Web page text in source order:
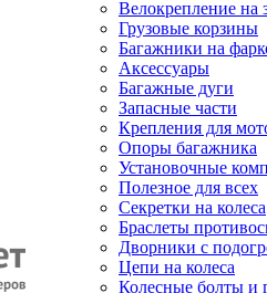
Велокрепление на
Грузовые корзины
Багажники на
Аксессуары
Багажные дуги
Запасные части
Крепления для
Опоры багажника
Установочные
Полезное для всех
Секретки на колеса
Браслеты
Дворники с
Цепи на колеса
Колесные болты и